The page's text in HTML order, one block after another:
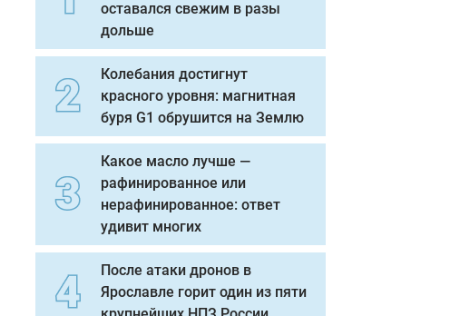
оставался свежим в разы
дольше
Колебания достигнут
красного уровня: магнитная
буря G1 обрушится на Землю
Какое масло лучше —
рафинированное или
нерафинированное: ответ
удивит многих
После атаки дронов в
Ярославле горит один из пяти